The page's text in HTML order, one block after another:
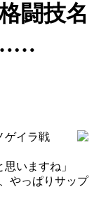
闘技名
……
ゲイラ戦
いますね」
やっぱりサップ